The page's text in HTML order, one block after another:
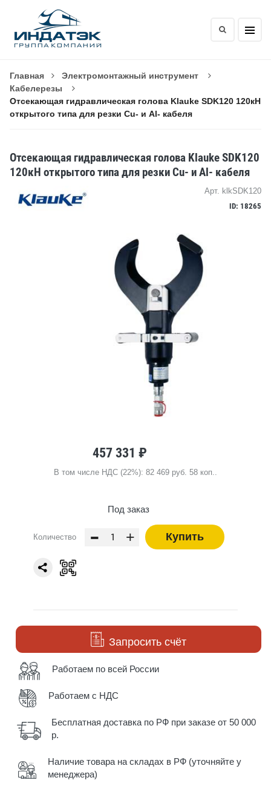
Главная
Электромонтажный инструмент
Кабелерезы
Отсекающая гидравлическая голова Klauke SDK120 120кН
открытого типа для резки Cu- и Al- кабеля
Отсекающая гидравлическая голова Klauke SDK120
120кН открытого типа для резки Cu- и Al- кабеля
Арт. klkSDK120
ID: 18265
457 331 ₽
В том числе НДС (22%): 82 469 руб. 58 коп..
Под заказ
Количество - + Купить
Запросить счёт
Работаем по всей России
Работаем с НДС
Бесплатная доставка по РФ при заказе от 50 000
р.
Наличие товара на складах в РФ (уточняйте у
менеджера)